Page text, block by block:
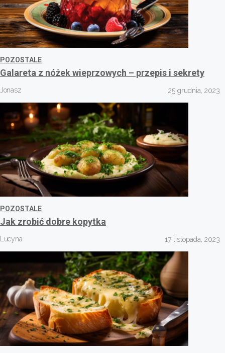
POZOSTALE
Galareta z nóżek wieprzowych – przepis i sekrety
Jonasz 25 grudnia, 2023
POZOSTALE
Jak zrobić dobre kopytka
Lucyna 17 listopada, 2023